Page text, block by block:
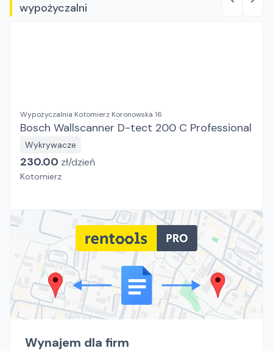
wypożyczalni
Wypożyczalnia Kotomierz Koronowska 16
Bosch Wallscanner D-tect 200 C Professional
Wykrywacze
230.00 zł/dzień
Kotomierz
Wynajem dla firm